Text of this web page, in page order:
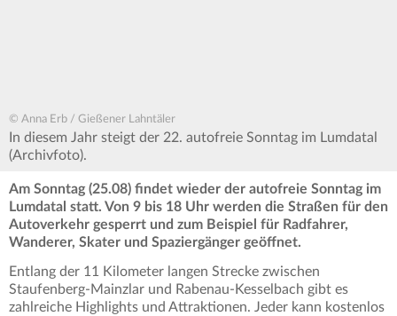
© Anna Erb / Gießener Lahntäler
In diesem Jahr steigt der 22. autofreie Sonntag im Lumdatal
(Archivfoto).
Am Sonntag (25.08) findet wieder der autofreie Sonntag im
Lumdatal statt. Von 9 bis 18 Uhr werden die Straßen für den
Autoverkehr gesperrt und zum Beispiel für Radfahrer,
Wanderer, Skater und Spaziergänger geöffnet.
Entlang der 11 Kilometer langen Strecke zwischen
Staufenberg-Mainzlar und Rabenau-Kesselbach gibt es
zahlreiche Highlights und Attraktionen. Jeder kann kostenlos